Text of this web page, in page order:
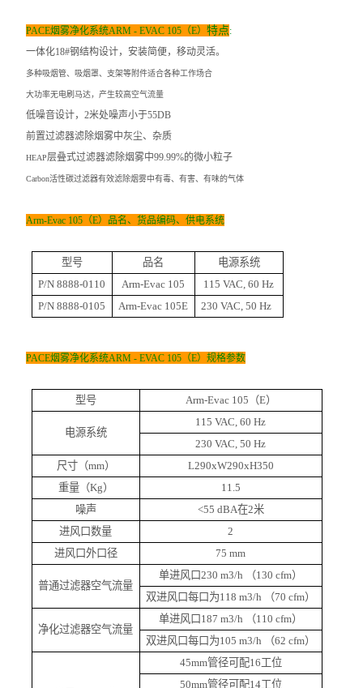
PACE烟雾净化系统ARM - EVAC 105（E）特点:
一体化18#钢结构设计，安装简便，移动灵活。
多种吸烟管、吸烟罩、支架等附件适合各种工作场合
大功率无电刷马达，产生较高空气流量
低噪音设计，2米处噪声小于55DB
前置过滤器滤除烟雾中灰尘、杂质
HEAP层叠式过滤器滤除烟雾中99.99%的微小粒子
Carbon活性碳过滤器有效滤除烟雾中有毒、有害、有味的气体
Arm-Evac 105（E） 品名、货品编码、供电系统
型号 品名
电源系统
P/N 8888-0110
Arm-Evac 105
115 VAC, 60 Hz
P/N 8888-0105
Arm-Evac 105E 230 VAC, 50 Hz
PACE烟雾净化系统ARM - EVAC 105（E）规格参数
型号 Arm-Evac 105（E）
电源系统
115 VAC, 60 Hz
230 VAC, 50 Hz
尺寸（mm）
L290xW290xH350
重量（Kg）
11.5
噪声
<55 dBA在2米
进风口数量
2
进风口外口径
75 mm
普通过滤器空气流量
单进风口230 m3/h （130 cfm）
双进风口每口为118 m3/h （70 cfm）
净化过滤器空气流量
单进风口187 m3/h （110 cfm）
双进风口每口为105 m3/h （62 cfm）
45mm管径可配16工位
50mm管径可配14工位